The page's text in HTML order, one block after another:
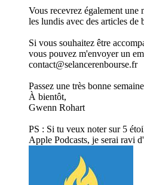
Vous recevrez également une
les lundis avec des articles
Si vous souhaitez être
vous pouvez m'envoyer un
contact@selancerenbourse.fr
Passez une très bonne
À bientôt,
Gwenn Rohart
PS : Si tu veux noter sur 5
Apple Podcasts, je serai ravi